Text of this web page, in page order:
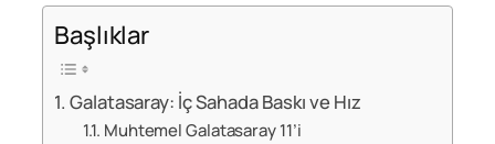
Başlıklar
Galatasaray: İç Sahada Baskı ve Hız
Muhtemel Galatasaray 11’i